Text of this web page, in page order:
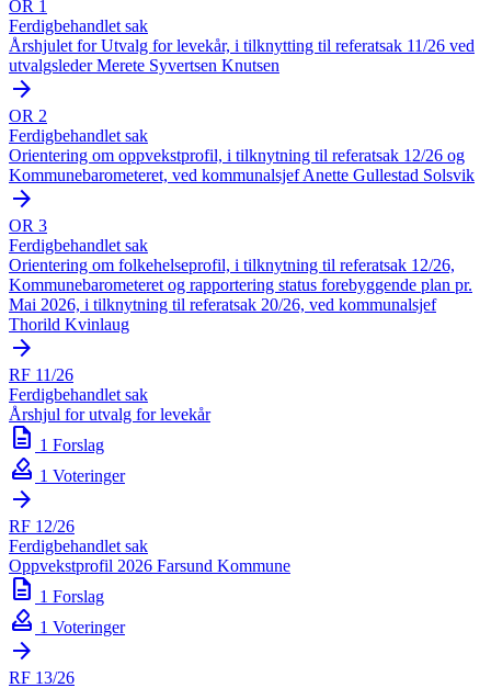
OR 1
Ferdigbehandlet sak
Årshjulet for Utvalg for levekår, i tilknytting til referatsak 11/26 ved
utvalgsleder Merete Syvertsen Knutsen
arrow_forward
OR 2
Ferdigbehandlet sak
Orientering om oppvekstprofil, i tilknytning til referatsak 12/26 og
Kommunebarometeret, ved kommunalsjef Anette Gullestad Solsvik
arrow_forward
OR 3
Ferdigbehandlet sak
Orientering om folkehelseprofil, i tilknytning til referatsak 12/26,
Kommunebarometeret og rapportering status forebyggende plan pr.
Mai 2026, i tilknytning til referatsak 20/26, ved kommunalsjef
Thorild Kvinlaug
arrow_forward
RF 11/26
Ferdigbehandlet sak
Årshjul for utvalg for levekår
description 1 Forslag
how_to_vote 1 Voteringer
arrow_forward
RF 12/26
Ferdigbehandlet sak
Oppvekstprofil 2026 Farsund Kommune
description 1 Forslag
how_to_vote 1 Voteringer
arrow_forward
RF 13/26